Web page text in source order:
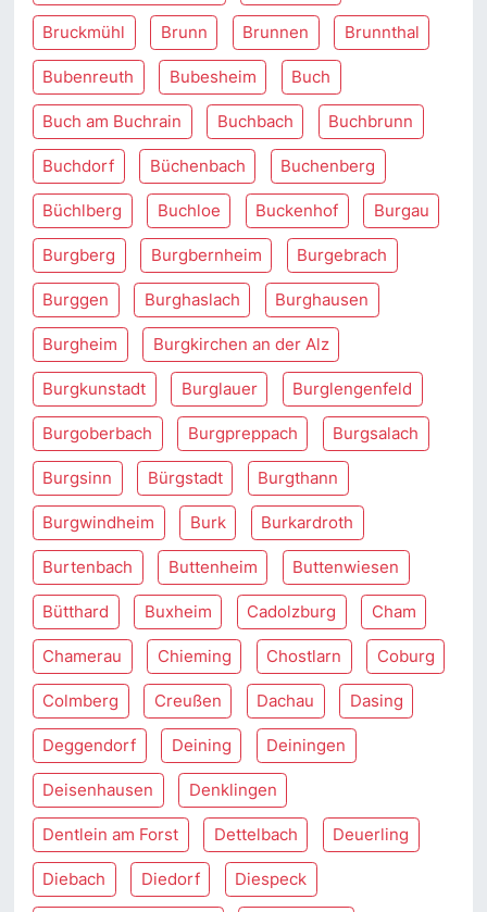
Bruckmühl Brunn Brunnen Brunnthal
Bubenreuth Bubesheim Buch
Buch am Buchrain Buchbach Buchbrunn
Buchdorf Büchenbach Buchenberg
Büchlberg Buchloe Buckenhof Burgau
Burgberg Burgbernheim Burgebrach
Burggen Burghaslach Burghausen
Burgheim Burgkirchen an der Alz
Burgkunstadt Burglauer Burglengenfeld
Burgoberbach Burgpreppach Burgsalach
Burgsinn Bürgstadt Burgthann
Burgwindheim Burk Burkardroth
Burtenbach Buttenheim Buttenwiesen
Bütthard Buxheim Cadolzburg Cham
Chamerau Chieming Chostlarn Coburg
Colmberg Creußen Dachau Dasing
Deggendorf Deining Deiningen
Deisenhausen Denklingen
Dentlein am Forst Dettelbach Deuerling
Diebach Diedorf Diespeck